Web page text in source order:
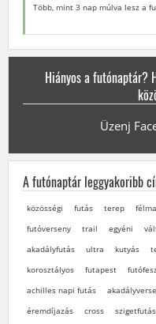
Több, mint 3 nap múlva lesz a
Hiányos a futónaptár?
Üzenj
A futónaptár leggyakoribb
közösségi futás terep
futóverseny
trail egyéni
akadályfutás
ultra kutyás
korosztályos
futapest
achilles napi futás
éremdíjazás
cross szigetfutás